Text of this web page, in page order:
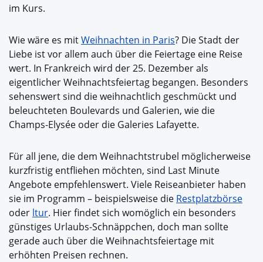
im Kurs.
Wie wäre es mitWeihnachten in Paris? Die Stadt der
Liebe ist vor allem auch über die Feiertage eine Reise
wert. In Frankreich wird der 25. Dezember als
eigentlicher Weihnachtsfeiertag begangen. Besonders
sehenswert sind die weihnachtlich geschmückt und
beleuchteten Boulevards und Galerien, wie die
Champs-Elysée oder die Galeries Lafayette.
Für all jene, die dem Weihnachtstrubel möglicherweise
kurzfristig entfliehen möchten, sind Last Minute
Angebote empfehlenswert. Viele Reiseanbieter haben
sie im Programm – beispielsweise die Restplatzbörse
oder ltur. Hier findet sich womöglich ein besonders
günstiges Urlaubs-Schnäppchen, doch man sollte
gerade auch über die Weihnachtsfeiertage mit
erhöhten Preisen rechnen.